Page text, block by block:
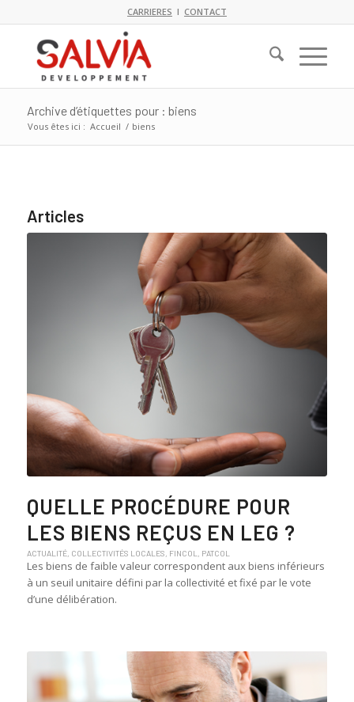
CARRIERES I CONTACT
Archive d’étiquettes pour : biens
Vous êtes ici : Accueil / biens
Articles
QUELLE PROCÉDURE POUR
LES BIENS REÇUS EN LEG ?
ACTUALITÉ, COLLECTIVITÉS LOCALES FINCOL PATCOL
Les biens de faible valeur correspondent aux biens inférieurs
à un seuil unitaire défini par la collectivité et fixé par le vote
d’une délibération.